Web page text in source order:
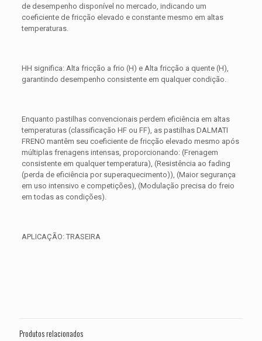
de desempenho disponível no mercado, indicando um
coeficiente de fricção elevado e constante mesmo em altas
temperaturas.
HH significa: Alta fricção a frio (H) e Alta fricção a quente (H),
garantindo desempenho consistente em qualquer condição.
Enquanto pastilhas convencionais perdem eficiência em altas
temperaturas (classificação HF ou FF), as pastilhas DALMATI
FRENO mantêm seu coeficiente de fricção elevado mesmo após
múltiplas frenagens intensas, proporcionando: (Frenagem
consistente em qualquer temperatura), (Resistência ao fading
(perda de eficiência por superaquecimento)), (Maior segurança
em uso intensivo e competições), (Modulação precisa do freio
em todas as condições).
APLICAÇÃO: TRASEIRA
Produtos relacionados